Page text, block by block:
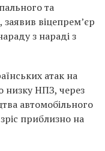
та
віцепрем’єр
з нараді з
атак на
низку НПЗ, через
автомобільного
приблизно на